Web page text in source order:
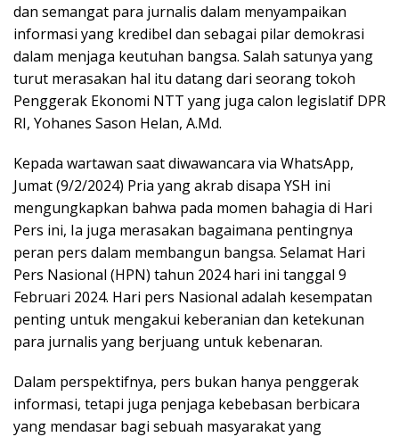
dan semangat para jurnalis dalam menyampaikan
informasi yang kredibel dan sebagai pilar demokrasi
dalam menjaga keutuhan bangsa. Salah satunya yang
turut merasakan hal itu datang dari seorang tokoh
Penggerak Ekonomi NTT yang juga calon legislatif DPR
RI, Yohanes Sason Helan, A.Md.
Kepada wartawan saat diwawancara via WhatsApp,
Jumat (9/2/2024) Pria yang akrab disapa YSH ini
mengungkapkan bahwa pada momen bahagia di Hari
Pers ini, Ia juga merasakan bagaimana pentingnya
peran pers dalam membangun bangsa. Selamat Hari
Pers Nasional (HPN) tahun 2024 hari ini tanggal 9
Februari 2024. Hari pers Nasional adalah kesempatan
penting untuk mengakui keberanian dan ketekunan
para jurnalis yang berjuang untuk kebenaran.
Dalam perspektifnya, pers bukan hanya penggerak
informasi, tetapi juga penjaga kebebasan berbicara
yang mendasar bagi sebuah masyarakat yang